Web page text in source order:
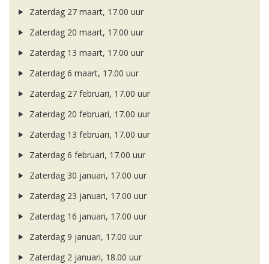
Zaterdag 27 maart, 17.00 uur
Zaterdag 20 maart, 17.00 uur
Zaterdag 13 maart, 17.00 uur
Zaterdag 6 maart, 17.00 uur
Zaterdag 27 februari, 17.00 uur
Zaterdag 20 februari, 17.00 uur
Zaterdag 13 februari, 17.00 uur
Zaterdag 6 februari, 17.00 uur
Zaterdag 30 januari, 17.00 uur
Zaterdag 23 januari, 17.00 uur
Zaterdag 16 januari, 17.00 uur
Zaterdag 9 januari, 17.00 uur
Zaterdag 2 januari, 18.00 uur